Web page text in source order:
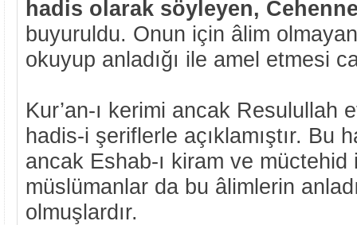
hadis olarak söyleyen,
buyuruldu. Onun için âlim
okuyup anladığı ile amel etmesi
Kur’an-ı kerimi ancak Resulullah
hadis-i şeriflerle açıklamıştır. Bu
ancak Eshab-ı kiram ve
müslümanlar da bu âlimlerin
olmuşlardır.